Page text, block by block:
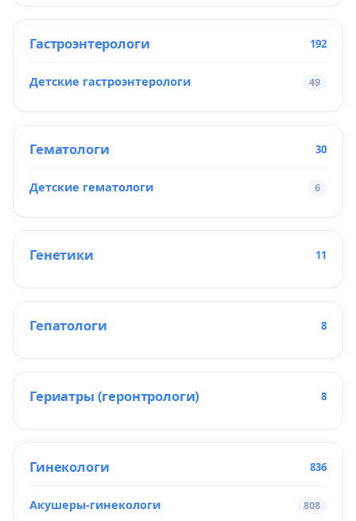
Гастроэнтерологи 192
Детские гастроэнтерологи 49
Гематологи 30
Детские гематологи 6
Генетики 11
Гепатологи 8
Гериатры (геронтрологи) 8
Гинекологи 836
Акушеры-гинекологи 808